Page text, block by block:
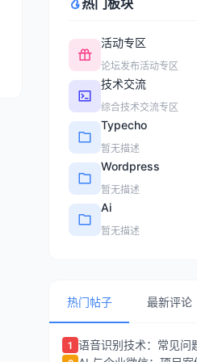
热门板块
活动专区
论坛发布活动专区
技术交流
综合技术交流专区
Typecho
暂无描述
Wordpress
暂无描述
Ai
暂无描述
热门帖子 最新评论
1 语音识别技术：常见问